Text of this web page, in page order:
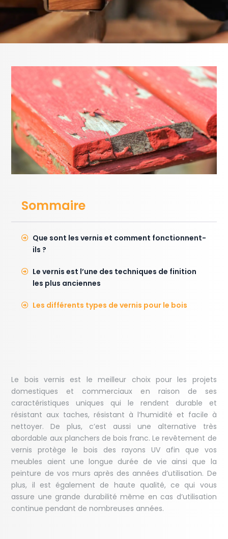
Sommaire
Que sont les vernis et comment fonctionnent-
ils ?
Le vernis est l’une des techniques de finition
les plus anciennes
Les différents types de vernis pour le bois
Le bois vernis est le meilleur choix pour les projets
domestiques et commerciaux en raison de ses
caractéristiques uniques qui le rendent durable et
résistant aux taches, résistant à l’humidité et facile à
nettoyer. De plus, c’est aussi une alternative très
abordable aux planchers de bois franc. Le revêtement de
vernis protège le bois des rayons UV afin que vos
meubles aient une longue durée de vie ainsi que la
peinture de vos murs après des années d’utilisation. De
plus, il est également de haute qualité, ce qui vous
assure une grande durabilité même en cas d’utilisation
continue pendant de nombreuses années.